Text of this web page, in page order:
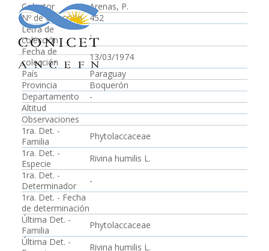
Colector
Arenas, P.
Nº de colección
452
Letra de
colección
-
Fecha de
colección
13/03/1974
País
Paraguay
Provincia
Boquerón
Departamento
-
Altitud
Observaciones
1ra. Det. -
Familia
Phytolaccaceae
1ra. Det. -
Especie
Rivina humilis L.
1ra. Det. -
Determinador
-
1ra. Det. - Fecha
de determinación
Última Det. -
Familia
Phytolaccaceae
Última Det. -
Rivina humilis L.